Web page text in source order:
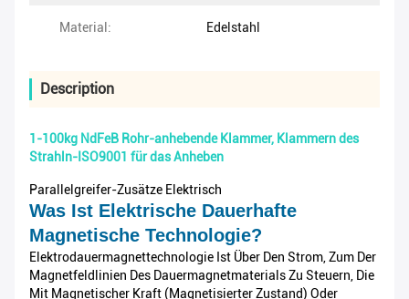
Material: Edelstahl
Description
1-100kg NdFeB Rohr-anhebende Klammer, Klammern des
Strahln-ISO9001 für das Anheben
Parallelgreifer-Zusätze Elektrisch
Was Ist Elektrische Dauerhafte
Magnetische Technologie?
Elektrodauermagnettechnologie Ist Über Den Strom, Zum Der
Magnetfeldlinien Des Dauermagnetmaterials Zu Steuern, Die
Mit Magnetischer Kraft (magnetisierter Zustand) Oder